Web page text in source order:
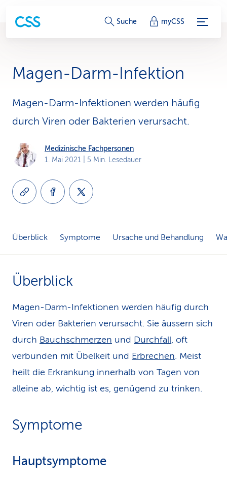
S
i
c
e
-
Suche myCSS
Magen-Darm-Infektion
Magen-Darm-Infektionen werden häufig
durch Viren oder Bakterien verursacht.
Medizinische Fachpersonen
1. Mai 2021 | 5 Min. Lesedauer
Überblick Symptome Ursache und Behandlung
Überblick
Magen-Darm-Infektionen werden häufig durch
Viren oder Bakterien verursacht. Sie äussern sich
durch Bauchschmerzen und Durchfall, oft
verbunden mit Übelkeit und Erbrechen. Meist
heilt die Erkrankung innerhalb von Tagen von
alleine ab, wichtig ist es, genügend zu trinken.
Symptome
Hauptsymptome